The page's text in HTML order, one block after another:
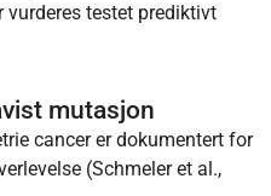
testet prediktivt
mutasjon
cancer er dokumentert for
(Schmeler et al.,